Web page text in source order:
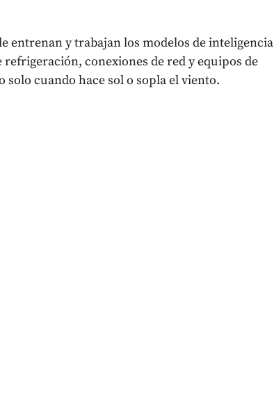
entrenan y trabajan los modelos de inteligencia
conexiones de red y equipos de
cuando hace sol o sopla el viento.